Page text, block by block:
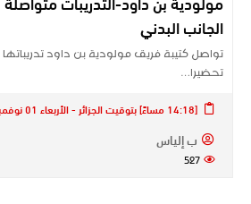
الجانب البدني
تواصل كتيبة فريق مولودية بن داود
تحضيرا…
[14:18 مساءً] بتوقيت الجزائر - الأربعاء 01 نوفمبر 2023
ب إلياس
527